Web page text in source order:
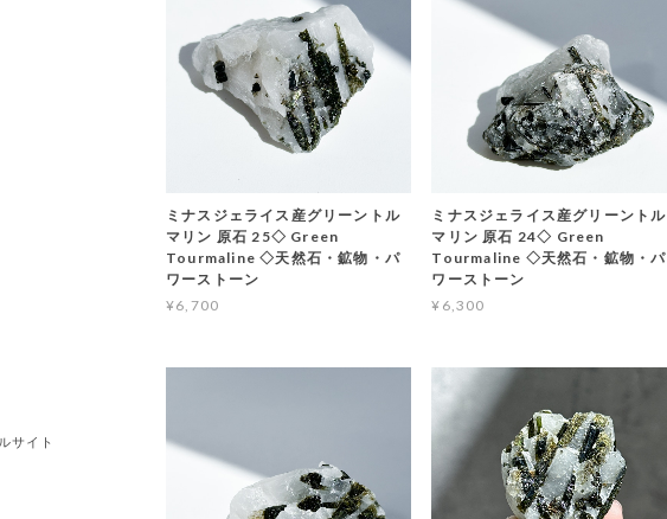
ミナスジェライス産グリーントル
マリン 原石 25◇ Green
Tourmaline ◇天然石・鉱物・パ
ワーストーン
¥6,700
ミナスジェライス産グリーントル
マリン 原石 24◇ Green
Tourmaline ◇天然石・鉱物・パ
ワーストーン
¥6,300
サイト